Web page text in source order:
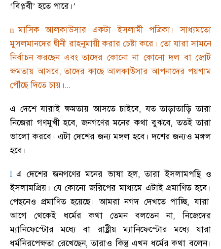
‘বিপ্লবী’ হতে পারে ।’
n মাসিক আলকাউসার একটা ইসলামী পত্রিকা। সাধ্যমতো
মুসলমানদের দ্বীনী রাহনুমায়ী করার চেষ্টা করে । তো যারা সামনে
নির্বাচন করছেন এবং তাদের কোনো না কোনো দল বা জোট
ক্ষমতায় আসবে,তাদের কাছে আলকাউসার আপনাদের পয়গাম
পৌঁছে দিতে চায় ।...
এ দেশে যারাই ক্ষমতায় আসতে চাইবে,যত তাড়াতাড়ি তারা
নিজেরা গণমুখী হবে,জনগণের মনের কথা বুঝবে,ততই তারা
ভালো করবে। এটা দেশের জন্য মঙ্গল হবে । দশের জন্যও মঙ্গল
হবে ।
l এ দেশের জনগণের মনের ভাষা হল,তারা ইসলামপন্থি ও
ইসলামপ্রিয় । যে কোনো জরিপের মাধ্যমে এটাই প্রমাণিত হবে ।
পেছনেও প্রমাণিত হয়েছে। আমরা নগদ দেখতে পাচ্ছি,যারা
আগে থেকেই ধর্মের কথা তেমন বলতেন না,নিজেদের
ম্যানিফেস্টোর মধ্যে বা রাষ্ট্রীয় ম্যানিফেস্টোর মধ্যে যারা
ধর্মনিরপেক্ষতা রেখেছেন,তারাও কিন্তু এখন ধর্মের কথা বলেন।